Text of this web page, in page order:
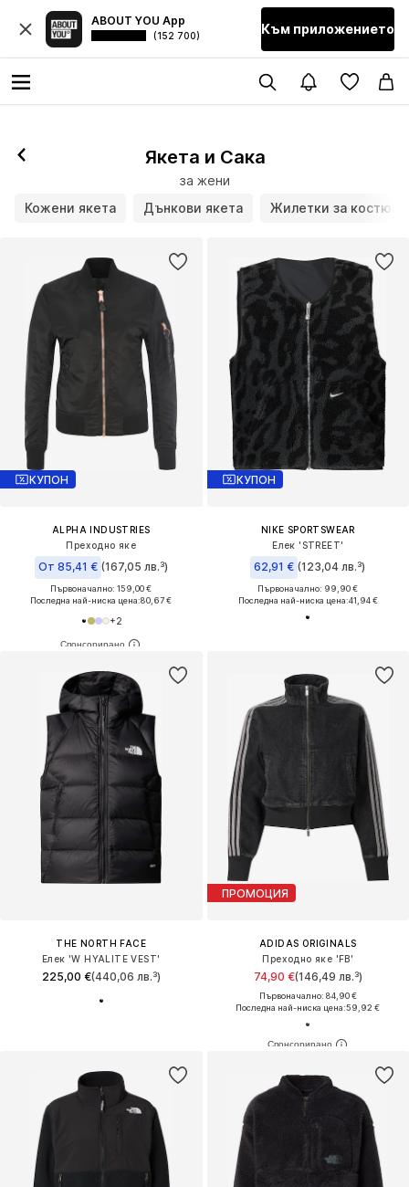
ABOUT YOU App
(152 700) Към приложението
Якета и Сака
за жени
Кожени якета
Дънкови якета Жилетки за костюм
КУПОН
ALPHA INDUSTRIES
Преходно яке
От 85,41 € (167,05 лв.³)
Първоначално: 159,00 €
Последна най-ниска цена:80,67 €
+2
КУПОН
NIKE SPORTSWEAR
Елек 'STREET'
62,91 € (123,04 лв.³)
Първоначално: 99,90 €
Последна най-ниска цена:41,94 €
THE NORTH FACE
Елек 'W HYALITE VEST'
225,00 €(440,06 лв.³)
ПРОМОЦИЯ
ADIDAS ORIGINALS
Преходно яке 'FB'
74,90 €(146,49 лв.³)
Първоначално: 84,90 €
Последна най-ниска цена:59,92 €